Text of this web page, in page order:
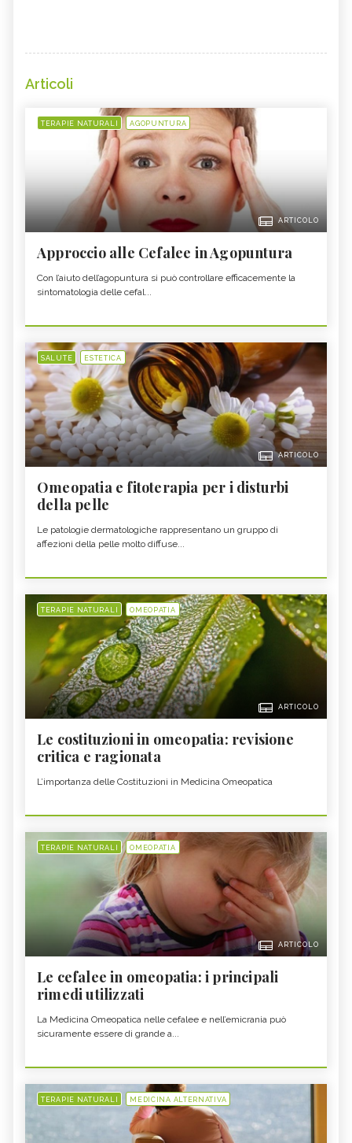
Articoli
TERAPIE NATURALI AGOPUNTURA
ARTICOLO
Approccio alle Cefalee in Agopuntura
Con l’aiuto dell’agopuntura si può controllare efficacemente la
sintomatologia delle cefal...
SALUTE ESTETICA
ARTICOLO
Omeopatia e fitoterapia per i disturbi
della pelle
Le patologie dermatologiche rappresentano un gruppo di
affezioni della pelle molto diffuse...
TERAPIE NATURALI OMEOPATIA
ARTICOLO
Le costituzioni in omeopatia: revisione
critica e ragionata
L’importanza delle Costituzioni in Medicina Omeopatica
TERAPIE NATURALI OMEOPATIA
ARTICOLO
Le cefalee in omeopatia: i principali
rimedi utilizzati
La Medicina Omeopatica nelle cefalee e nell’emicrania può
sicuramente essere di grande a...
TERAPIE NATURALI MEDICINA ALTERNATIVA